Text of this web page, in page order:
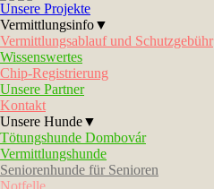
Unsere Projekte
Vermittlungsinfo▼
Vermittlungsablauf und Schutzgebühr
Wissenswertes
Chip-Registrierung
Unsere Partner
Kontakt
Unsere Hunde▼
Tötungshunde Dombovár
Vermittlungshunde
Seniorenhunde für Senioren